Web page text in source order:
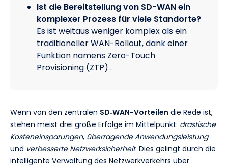
Ist die Bereitstellung von SD-WAN ein
komplexer Prozess für viele Standorte?
Es ist weitaus weniger komplex als ein
traditioneller WAN-Rollout, dank einer
Funktion namens Zero-Touch
Provisioning (ZTP) .
Wenn von den zentralen SD‑WAN-Vorteilen die Rede ist,
stehen meist drei große Erfolge im Mittelpunkt: drastische
Kosteneinsparungen, überragende Anwendungsleistung
und verbesserte Netzwerksicherheit. Dies gelingt durch die
intelligente Verwaltung des Netzwerkverkehrs über